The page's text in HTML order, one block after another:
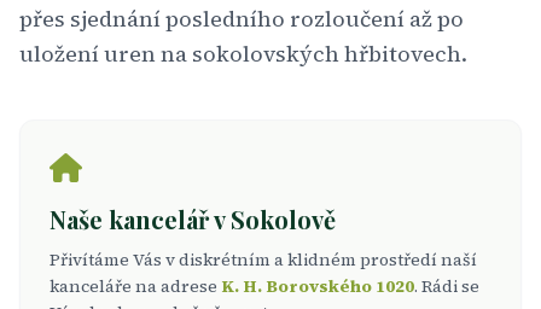
přes sjednání posledního rozloučení až po
uložení uren na sokolovských hřbitovech.
Naše kancelář v Sokolově
Přivítáme Vás v diskrétním a klidném prostředí naší
kanceláře na adrese K. H. Borovského 1020. Rádi se